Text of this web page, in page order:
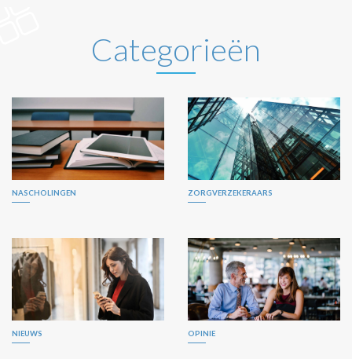
Categorieën
NASCHOLINGEN ZORGVERZEKERAARS
NIEUWS OPINIE